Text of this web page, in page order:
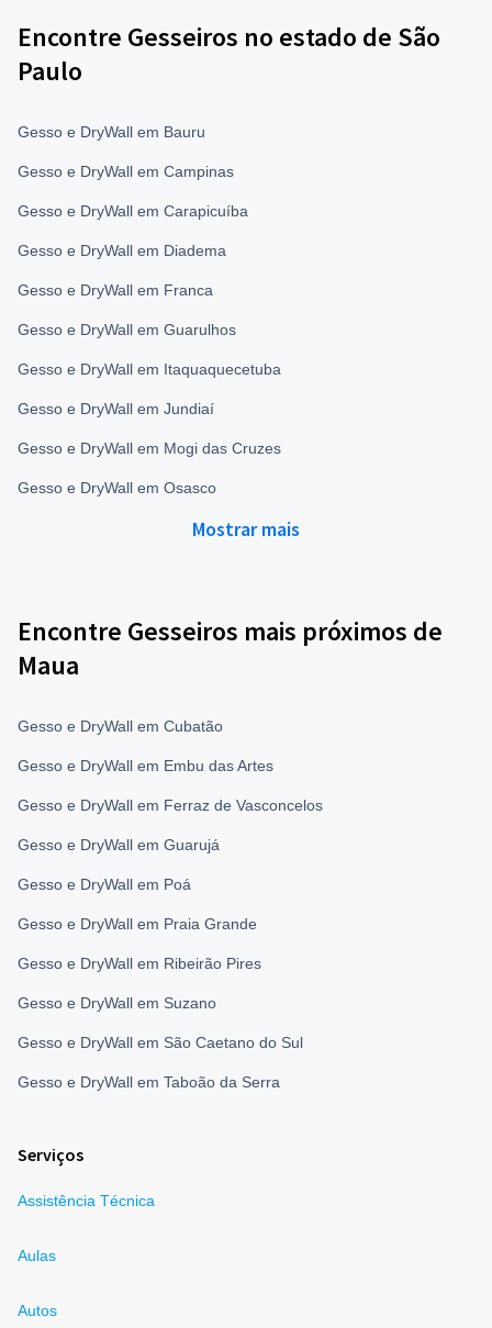
Encontre Gesseiros no estado de São
Paulo
Gesso e DryWall em Bauru
Gesso e DryWall em Campinas
Gesso e DryWall em Carapicuíba
Gesso e DryWall em Diadema
Gesso e DryWall em Franca
Gesso e DryWall em Guarulhos
Gesso e DryWall em Itaquaquecetuba
Gesso e DryWall em Jundiaí
Gesso e DryWall em Mogi das Cruzes
Gesso e DryWall em Osasco
Mostrar mais
Encontre Gesseiros mais próximos de
Maua
Gesso e DryWall em Cubatão
Gesso e DryWall em Embu das Artes
Gesso e DryWall em Ferraz de Vasconcelos
Gesso e DryWall em Guarujá
Gesso e DryWall em Poá
Gesso e DryWall em Praia Grande
Gesso e DryWall em Ribeirão Pires
Gesso e DryWall em Suzano
Gesso e DryWall em São Caetano do Sul
Gesso e DryWall em Taboão da Serra
Serviços
Assistência Técnica
Aulas
Autos